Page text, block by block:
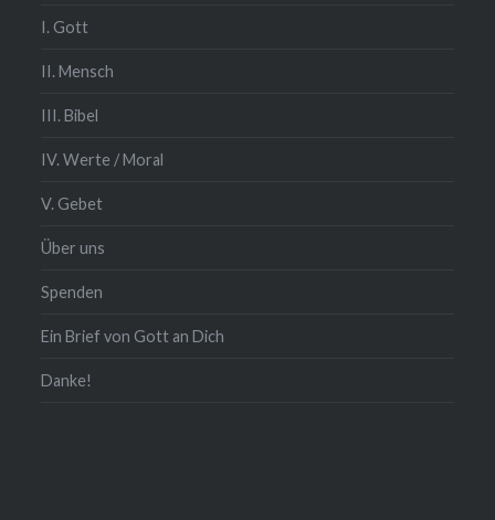
I. Gott
II. Mensch
III. Bibel
IV. Werte / Moral
V. Gebet
Über uns
Spenden
Ein Brief von Gott an Dich
Danke!